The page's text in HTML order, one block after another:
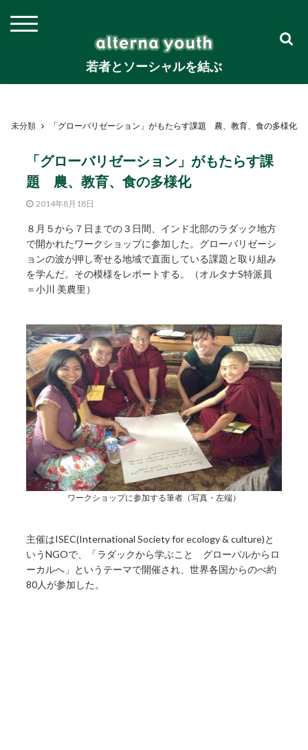
若者とソーシャルを結ぶ
未分類 「グローバリゼーション」がもたらす課題 農、教育、食の多様化
「グローバリゼーション」がもたらす課
題 農、教育、食の多様化
2014年8月18日
８月５から７日までの３日間、インド北部のラダック地方
で開かれたワークショップに参加した。グローバリゼーシ
ョンの波が押し寄せる地域で直面している課題と取り組み
を学んだ。その模様をレポートする。（オルタナS特派員
＝小川 美農里）
ワークショップに参加する筆者（写真・左端）
主催はISEC(International Society for ecology & culture)と
いうNGOで、「ラダックから学ぶこと グローバルからロ
ーカルへ」というテーマで開催され、世界各国からのべ約
80人が参加した。